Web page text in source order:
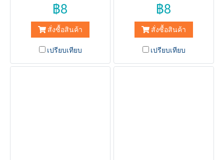
incididuntut labore et dolore
magna aliqua.
฿8
สั่งซื้อสินค้า
เปรียบเทียบ
incididuntut labore et dolore
magna aliqua.
฿8
สั่งซื้อสินค้า
เปรียบเทียบ